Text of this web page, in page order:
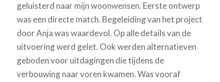
geluisterd naar mijn woonwensen. Eerste ontwerp
was een directe match. Begeleiding van het project
door Anja was waardevol. Op alle details van de
uitvoering werd gelet. Ook werden alternatieven
geboden voor uitdagingen die tijdens de
verbouwing naar voren kwamen. Was vooraf